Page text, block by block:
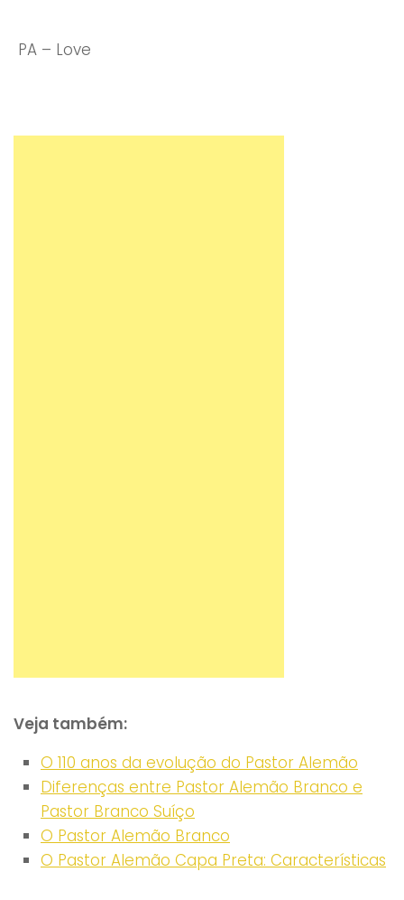
PA – Love
Veja também:
O 110 anos da evolução do Pastor Alemão
Diferenças entre Pastor Alemão Branco e
Pastor Branco Suíço
O Pastor Alemão Branco
O Pastor Alemão Capa Preta: Características